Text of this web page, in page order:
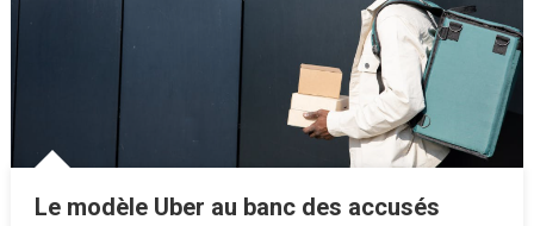
Le modèle Uber au banc des accusés